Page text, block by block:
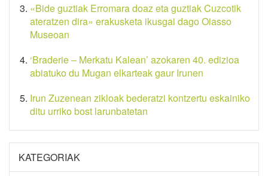
«Bide guztiak Erromara doaz eta guztiak Cuzcotik
ateratzen dira» erakusketa ikusgai dago Oiasso
Museoan
‘Braderie – Merkatu Kalean’ azokaren 40. edizioa
abiatuko du Mugan elkarteak gaur Irunen
Irun Zuzenean zikloak bederatzi kontzertu eskainiko
ditu urriko bost larunbatetan
KATEGORIAK